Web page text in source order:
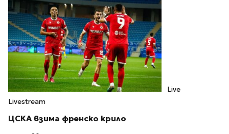
Live
Livestream
ЦСКА взима френско крило